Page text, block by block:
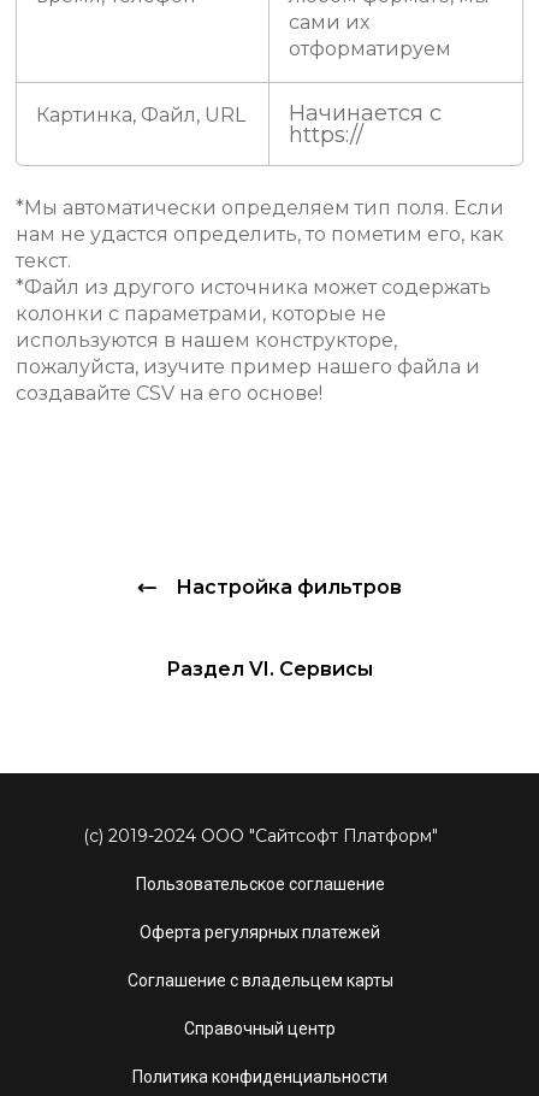
сами их
отформатируем
Картинка, Файл, URL
Начинается с
https://
*Мы автоматически определяем тип поля. Если
нам не удастся определить, то пометим его, как
текст.
*Файл из другого источника может содержать
колонки с параметрами, которые не
используются в нашем конструкторе,
пожалуйста, изучите пример нашего файла и
создавайте CSV на его основе!
Настройка фильтров
Раздел VI. Сервисы
(c) 2019-2024 ООО "Сайтсофт Платформ"
Пользовательское соглашение
Оферта регулярных платежей
Соглашение с владельцем карты
Справочный центр
Политика конфиденциальности